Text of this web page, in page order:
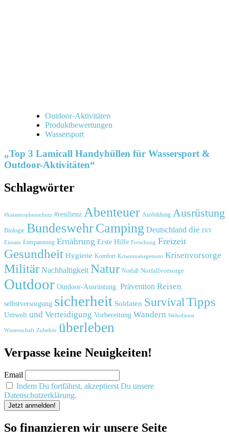
Outdoor-Aktivitäten
Produktbewertungen
Wassersport
„Top 3 Lamicall Handyhüllen für Wassersport &
Outdoor-Aktivitäten“
Schlagwörter
#katastrophenschutz #resilienz Abenteuer Ausbildung Ausrüstung
Biologie BundeswehrCamping Deutschland die DIY
Einsatz Entspannung Ernährung Erste Hilfe Forschung Freizeit
Gesundheit Hygiene Komfort Krisenmanagement Krisenvorsorge
Militär Nachhaltigkeit Natur Notfall Notfallvorsorge
Outdoor Outdoor-Ausrüstung. Prävention Reisen
selbstversorgung sicherheit Soldaten SurvivalTipps
Umwelt und Verteidigung Vorbereitung Wandern Wehrdienst
Wissenschaft Zubehör überleben
Verpasse keine Neuigkeiten!
Email
Indem Du fortfährst, akzeptierst Du unsere
Datenschutzerklärung.
So finanzieren wir unsere Seite